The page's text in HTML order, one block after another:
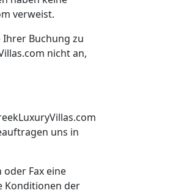
verweist.
Buchung zu
nicht an,
uns in
Fax eine
Konditionen der